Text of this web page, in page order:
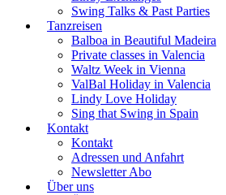
Swing Talks & Past Parties
Tanzreisen
Balboa in Beautiful Madeira
Private classes in Valencia
Waltz Week in Vienna
ValBal Holiday in Valencia
Lindy Love Holiday
Sing that Swing in Spain
Kontakt
Kontakt
Adressen und Anfahrt
Newsletter Abo
Über uns